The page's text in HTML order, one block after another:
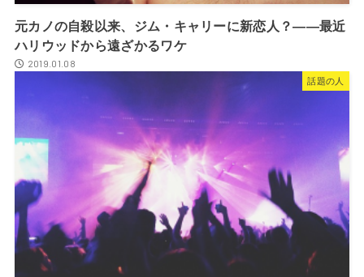
元カノの自殺以来、ジム・キャリーに新恋人？――最近
ハリウッドから遠ざかるワケ
2019.01.08
話題の人